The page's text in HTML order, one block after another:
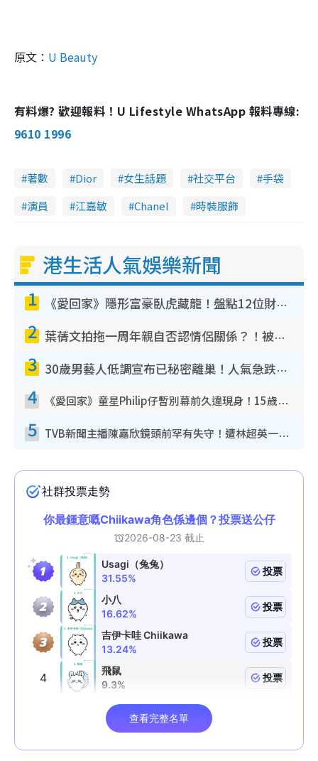
原文： U Beauty
有料爆? 歡迎報料！U Lifestyle WhatsApp 報料專線:
9610 1996
著數 Dior 女生話題 社交平台
手袋
演員
江嘉敏 Chanel 時裝服飾
港生活人氣娛樂新聞
1 《愛回家》隱形富豪臥虎藏龍！盤點12位財氣逼人的有錢藝人：呢位靚女3億身家唔憂做
2 葉蒨文拍拖一周年親自否認情侶關係？！被質疑感情造假竟稱GM「普通同事」
3 30歲男藝人低調宣布已秘密離巢！人氣急跌變失蹤人口︰「這幾年過得並不容易」
4 《愛回家》童星Philip仔暫別幕前久違現身！15歲近況暴風長高蛻變帥氣少男
5 TVB新聞主播陳嘉欣鏡頭前罕有失守！遭林超英一句說話突襲嚇親當場大笑